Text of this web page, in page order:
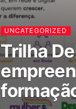
UNCATEGORIZED
Trilha